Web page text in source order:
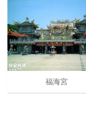
福海宮